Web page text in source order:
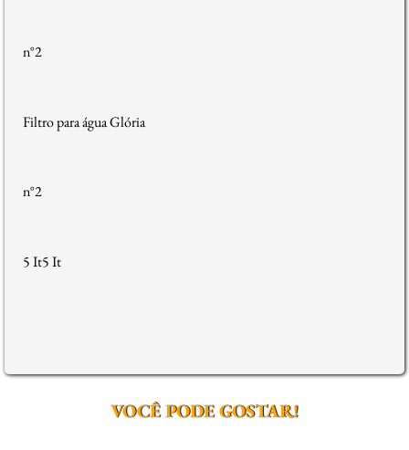
n°2
Filtro para água Glória
n°2
5 It5 It
VOCÊ PODE GOSTAR!